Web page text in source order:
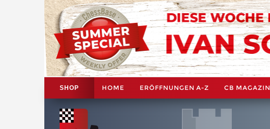
SHOP HOME ERÖFFNUNGEN A-Z CB MAGAZIN